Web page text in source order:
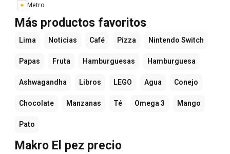
Metro
Más productos favoritos
Lima Noticias Café Pizza Nintendo Switch
Papas Fruta Hamburguesas Hamburguesa
Ashwagandha Libros LEGO Agua Conejo
Chocolate Manzanas Té Omega 3 Mango
Pato
Makro El pez precio